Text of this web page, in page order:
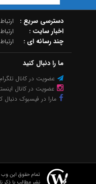
دسترسي سريع :
اخبار سایت :
چند رسانه اي :
ما را دنبال کنید
عضویت در کانال تلگرام
عضویت در کانال
مارا در فیسبوک دنبال
تمام حقوق این وب
نشر مطالب با ذکر